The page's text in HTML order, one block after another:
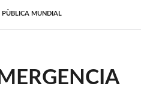
PÙBLICA MUNDIAL